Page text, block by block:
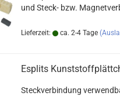
und Steck- bzw.
Lieferzeit: ca. 2-4 Tage
Esplits
Steckverbindung